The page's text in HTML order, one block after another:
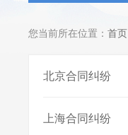
您当前所在位置： 首页
北京合同纠纷
上海合同纠纷